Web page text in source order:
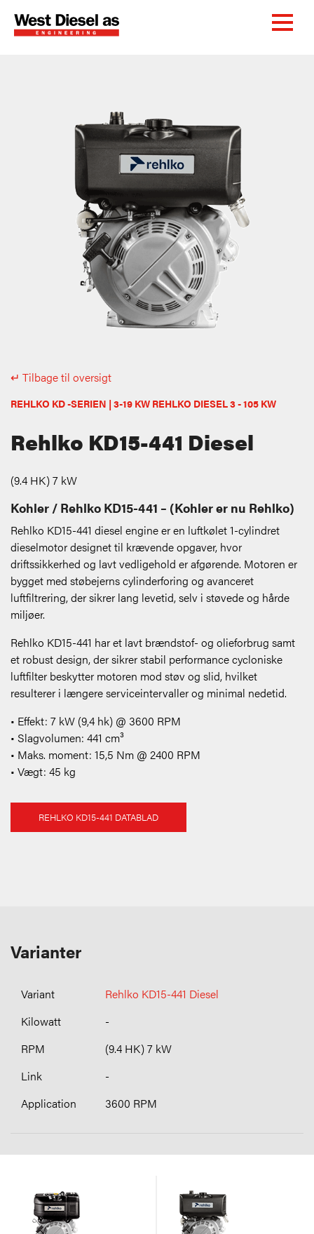
↵ Tilbage til oversigt
REHLKO KD -SERIEN | 3-19 KW REHLKO DIESEL 3 - 105 KW
Rehlko KD15-441 Diesel
(9.4 HK) 7 kW
Kohler / Rehlko KD15-441 – (Kohler er nu Rehlko)
Rehlko KD15-441 diesel engine er en luftkølet 1-cylindret
dieselmotor designet til krævende opgaver, hvor
driftssikkerhed og lavt vedligehold er afgørende. Motoren er
bygget med støbejerns cylinderforing og avanceret
luftfiltrering, der sikrer lang levetid, selv i støvede og hårde
miljøer.
Rehlko KD15-441 har et lavt brændstof- og olieforbrug samt
et robust design, der sikrer stabil performance cycloniske
luftfilter beskytter motoren mod støv og slid, hvilket
resulterer i længere serviceintervaller og minimal nedetid.
• Effekt: 7 kW (9,4 hk) @ 3600 RPM
• Slagvolumen: 441 cm³
• Maks. moment: 15,5 Nm @ 2400 RPM
• Vægt: 45 kg
REHLKO KD15-441 DATABLAD
Varianter
Rehlko KD15-441 Diesel
-
(9.4 HK) 7 kW
-
3600 RPM